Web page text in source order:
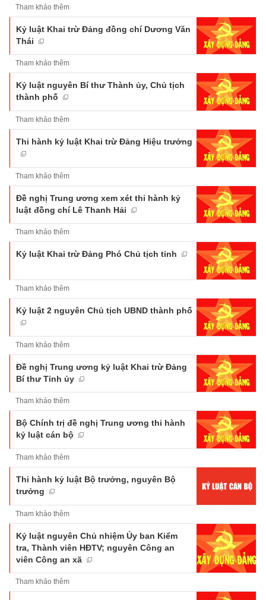
Tham khảo thêm
Kỷ luật Khai trừ Đảng đồng chí Dương Văn
Thái
Tham khảo thêm
Kỷ luật nguyên Bí thư Thành ủy, Chủ tịch
thành phố
Tham khảo thêm
Thi hành kỷ luật Khai trừ Đảng Hiệu trưởng
Tham khảo thêm
Đề nghị Trung ương xem xét thi hành kỷ
luật đồng chí Lê Thanh Hải
Tham khảo thêm
Kỷ luật Khai trừ Đảng Phó Chủ tịch tỉnh
Tham khảo thêm
Kỷ luật 2 nguyên Chủ tịch UBND thành phố
Tham khảo thêm
Đề nghị Trung ương kỷ luật Khai trừ Đảng
Bí thư Tỉnh ủy
Tham khảo thêm
Bộ Chính trị đề nghị Trung ương thi hành
kỷ luật cán bộ
Tham khảo thêm
Thi hành kỷ luật Bộ trưởng, nguyên Bộ
trưởng
Tham khảo thêm
Kỷ luật nguyên Chủ nhiệm Ủy ban Kiểm
tra, Thành viên HĐTV; nguyên Công an
viên Công an xã
Tham khảo thêm